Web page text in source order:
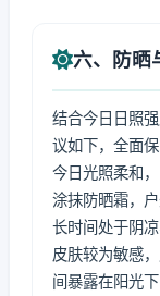
六、防晒
结合今日日照
议如下，全面保
今日光照柔和
涂抹防晒霜，
长时间处于阴
皮肤较为敏感
间暴露在阳光